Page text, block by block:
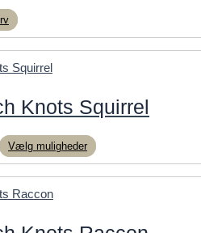
Knots Squirrel
89,00
119,00
Vælg muligheder
Dette
vare